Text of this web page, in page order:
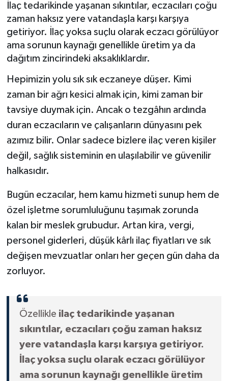
İlaç tedarikinde yaşanan sıkıntılar, eczacıları çoğu
zaman haksız yere vatandaşla karşı karşıya
getiriyor. İlaç yoksa suçlu olarak eczacı görülüyor
ama sorunun kaynağı genellikle üretim ya da
dağıtım zincirindeki aksaklıklardır.
Hepimizin yolu sık sık eczaneye düşer. Kimi
zaman bir ağrı kesici almak için, kimi zaman bir
tavsiye duymak için. Ancak o tezgâhın ardında
duran eczacıların ve çalışanların dünyasını pek
azımız bilir. Onlar sadece bizlere ilaç veren kişiler
değil, sağlık sisteminin en ulaşılabilir ve güvenilir
halkasıdır.
Bugün eczacılar, hem kamu hizmeti sunup hem de
özel işletme sorumluluğunu taşımak zorunda
kalan bir meslek grubudur. Artan kira, vergi,
personel giderleri, düşük kârlı ilaç fiyatları ve sık
değişen mevzuatlar onları her geçen gün daha da
zorluyor.
Özellikle ilaç tedarikinde yaşanan
sıkıntılar, eczacıları çoğu zaman haksız
yere vatandaşla karşı karşıya getiriyor.
İlaç yoksa suçlu olarak eczacı görülüyor
ama sorunun kaynağı genellikle üretim